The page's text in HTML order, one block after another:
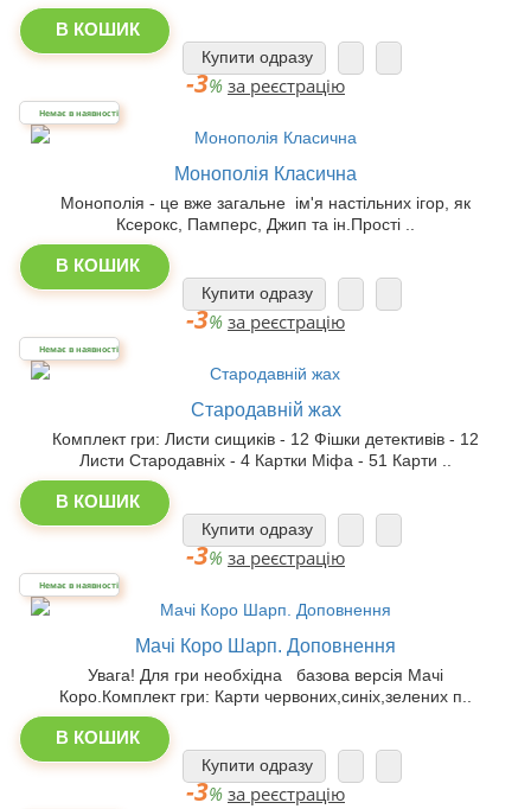
В КОШИК
Купити одразу
-3% за реєстрацію
Немає в наявності
Монополія Класична
Монополія - це вже загальне ім'я настільних ігор, як
Ксерокс, Памперс, Джип та ін.Прості ..
В КОШИК
Купити одразу
-3% за реєстрацію
Немає в наявності
Стародавній жах
Комплект гри: Листи сищиків - 12 Фішки детективів - 12
Листи Стародавніх - 4 Картки Міфа - 51 Карти ..
В КОШИК
Купити одразу
-3% за реєстрацію
Немає в наявності
Мачі Коро Шарп. Доповнення
Увага! Для гри необхідна базова версія Мачі
Коро.Комплект гри: Карти червоних,синіх,зелених п..
В КОШИК
Купити одразу
-3% за реєстрацію